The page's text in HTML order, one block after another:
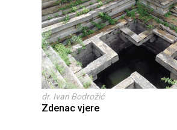
dr. Ivan Bodrožić
Zdenac vjere